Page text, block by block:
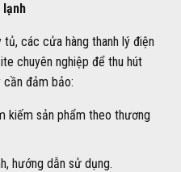
các cửa hàng thanh lý điện
chuyên nghiệp để thu hút
cần đảm bảo:
kiếm sản phẩm theo thương
hướng dẫn sử dụng.